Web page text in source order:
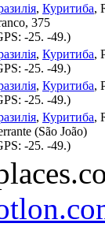
, Куритиба,
375
-25. -49.)
, Куритиба,
-25. -49.)
, Куритиба,
-25. -49.)
, Куритиба,
(São João)
-25. -49.)